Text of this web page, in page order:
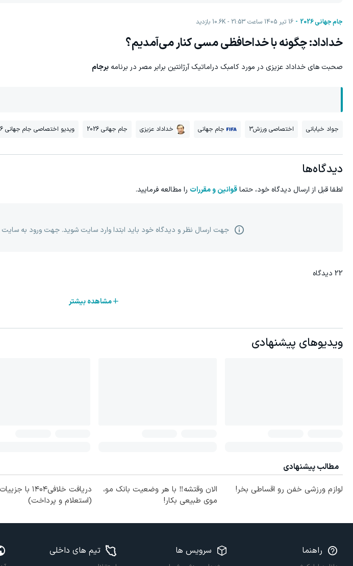
جام جهانی 2026 16 تیر 1405 ساعت 21:53 10.6K بازدید
خداداد: چگونه با خداحافظی مسی کنار می‌آمدیم؟
صحبت های خداداد عزیزی در مورد کامبک دراماتیک آرژانتین برابر مصر در برنامه برجام
جواد خیابانی اختصاصی ورزش3 جام جهانی خداداد عزیزی جام جهانی 2026 ویدیو اختصاصی جام جهانی 2026
دیدگاه‌ها
لطفا قبل از ارسال دیدگاه خود، حتماقوانین و مقررات را مطالعه فرمایید.
جهت ارسال نظر و دیدگاه خود باید ابتدا وارد سایت شوید. جهت ورود به سایت
22 دیدگاه
مشاهده بیشتر
ویدیوهای پیشنهادی
مطالب پیشنهادی
لوازم ورزشی خفن رو اقساطی بخر!
الان وقتشه‼️ با هر وضعیت بانک مو،
موی طبیعی بکار!
دریافت خلافی۱۴۰۴ با
(استعلام و پرداخت)
راهنما سرویس ها تیم های داخلی